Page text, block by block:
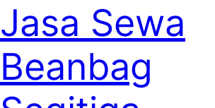
Jasa Sewa
Beanbag